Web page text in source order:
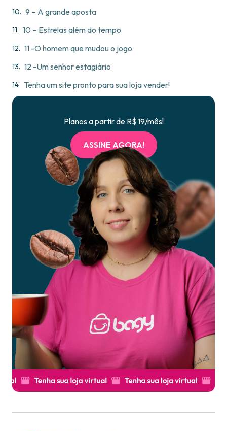
9 – A grande aposta
10 – Estrelas além do tempo
11 -O homem que mudou o jogo
12 -Um senhor estagiário
Tenha um site pronto para sua loja vender!
Planos a partir de R$ 19/mês!
ASSINE AGORA!